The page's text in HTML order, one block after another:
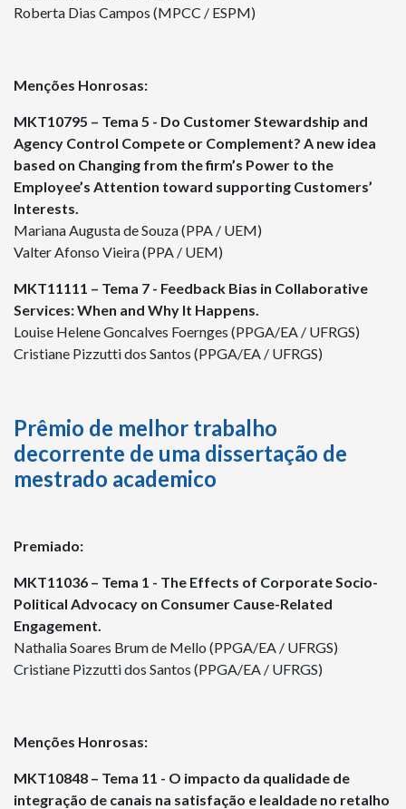
Roberta Dias Campos (MPCC / ESPM)
Menções Honrosas:
MKT10795 – Tema 5 - Do Customer Stewardship and
Agency Control Compete or Complement? A new idea
based on Changing from the firm’s Power to the
Employee’s Attention toward supporting Customers’
Interests.
Mariana Augusta de Souza (PPA / UEM)
Valter Afonso Vieira (PPA / UEM)
MKT11111 – Tema 7 - Feedback Bias in Collaborative
Services: When and Why It Happens.
Louise Helene Goncalves Foernges (PPGA/EA / UFRGS)
Cristiane Pizzutti dos Santos (PPGA/EA / UFRGS)
Prêmio de melhor trabalho
decorrente de uma dissertação de
mestrado academico
Premiado:
MKT11036 – Tema 1 - The Effects of Corporate Socio-
Political Advocacy on Consumer Cause-Related
Engagement.
Nathalia Soares Brum de Mello (PPGA/EA / UFRGS)
Cristiane Pizzutti dos Santos (PPGA/EA / UFRGS)
Menções Honrosas:
MKT10848 – Tema 11 - O impacto da qualidade de
integração de canais na satisfação e lealdade no retalho